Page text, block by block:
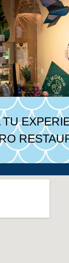
TU